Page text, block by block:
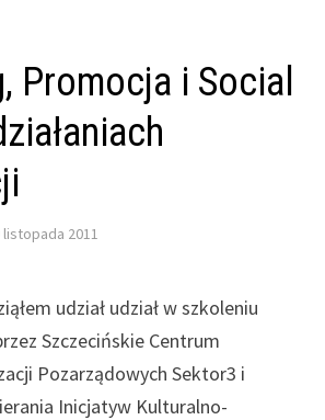
Promocja i Social
listopada 2011
udział udział w szkoleniu
Szczecińskie Centrum
Pozarządowych Sektor3 i
Inicjatyw Kulturalno-